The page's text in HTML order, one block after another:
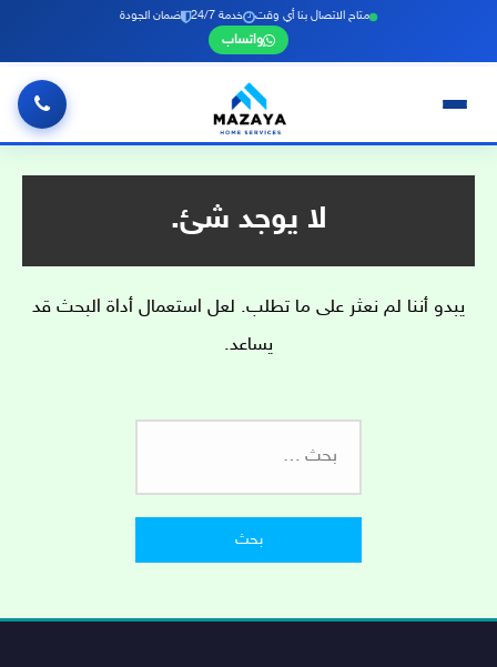
متاح الاتصال بنا أي وقت خدمة 24/7 ضمان الجودة
واتساب
لا يوجد شئ.
يبدو أننا لم نعثر على ما تطلب. لعل استعمال أداة البحث قد
يساعد.